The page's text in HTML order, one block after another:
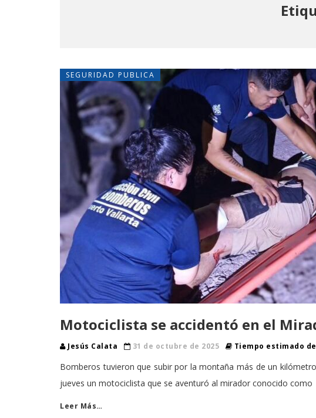
SEGURIDAD PUBLICA
Motociclista se accidentó en el
Jesús Calata 31 de octubre de 2025 Tiempo estimado
Bomberos tuvieron que subir por la montaña más de un
jueves un motociclista que se aventuró al mirador conocido como
Leer Más…